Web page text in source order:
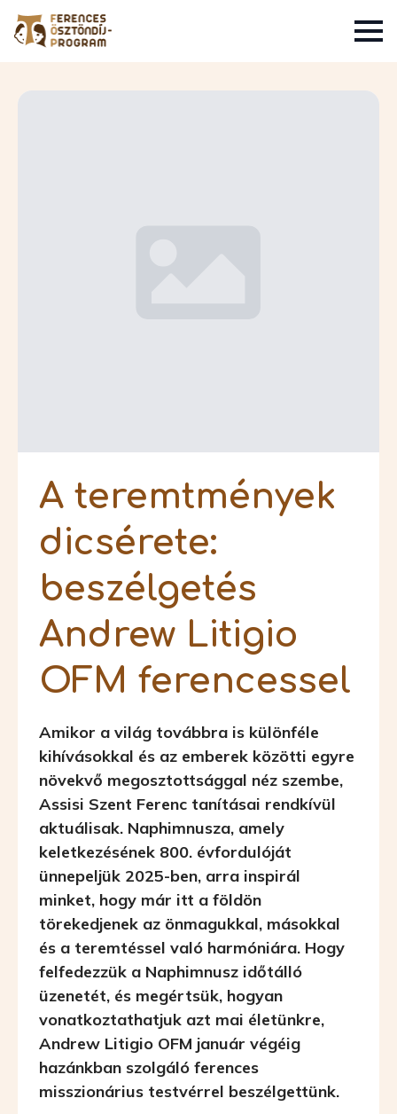
A teremtmények
dicsérete:
beszélgetés
Andrew Litigio
OFM ferencessel
Amikor a világ továbbra is különféle
kihívásokkal és az emberek közötti egyre
növekvő megosztottsággal néz szembe,
Assisi Szent Ferenc tanításai rendkívül
aktuálisak. Naphimnusza, amely
keletkezésének 800. évfordulóját
ünnepeljük 2025-ben, arra inspirál
minket, hogy már itt a földön
törekedjenek az önmagukkal, másokkal
és a teremtéssel való harmóniára. Hogy
felfedezzük a Naphimnusz időtálló
üzenetét, és megértsük, hogyan
vonatkoztathatjuk azt mai életünkre,
Andrew Litigio OFM január végéig
hazánkban szolgáló ferences
misszionárius testvérrel beszélgettünk.